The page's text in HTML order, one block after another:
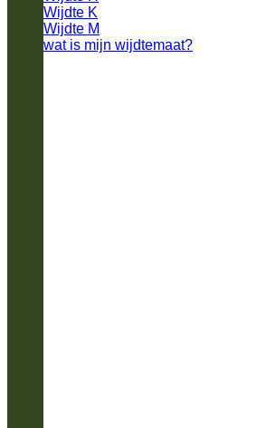
Wijdte K
Wijdte M
wat is mijn wijdtemaat?